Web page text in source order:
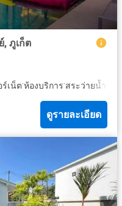
, ภูเก็ต
ร์เน็ต·ห้องบริการ·สระว่ายน้ำ
ดูรายละเอียด